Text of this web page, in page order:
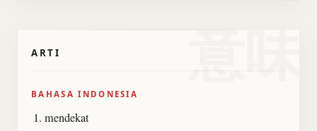
意味
ARTI
BAHASA INDONESIA
mendekat